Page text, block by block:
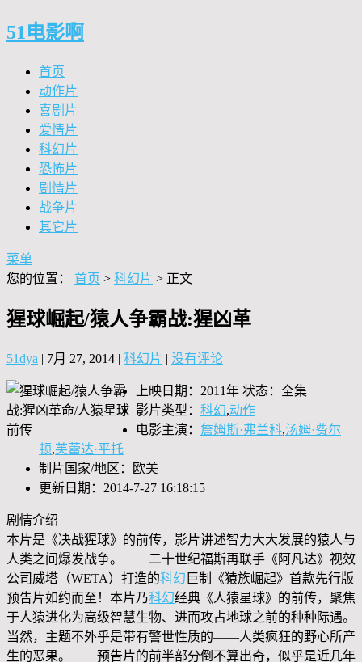
51电影啊
首页
动作片
喜剧片
爱情片
科幻片
恐怖片
剧情片
战争片
其它片
菜单
您的位置： 首页 > 科幻片 > 正文
猩球崛起/猿人争霸战:猩凶革
51dya | 7月 27, 2014 | 科幻片 | 没有评论
上映日期：2011年 状态：全集
影片类型： 科幻,动作
电影主演： 詹姆斯·弗兰科,汤姆·费尔
顿,芙蕾达·平托
制片国家/地区：欧美
更新日期：2014-7-27 16:18:15
剧情介绍
本片是《决战猩球》的前传，影片讲述智力大大发展的猿人与
人类之间爆发战争。 二十世纪福斯再联手《阿凡达》视效
公司威塔（WETA）打造的科幻 巨制《猿族崛起》首款先行版
预告片如约而至！本片乃科幻经典《人猿星球》的前传，聚焦
于人猿进化为高级智慧生物、进而攻占地球之前的种种际遇。
当然，主题不外乎是带有警世性质的——人类疯狂的野心所产
生的恶果。 预告片的前半部分倒不算出奇，似乎是近几年